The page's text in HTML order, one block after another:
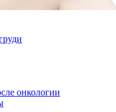
онкологии